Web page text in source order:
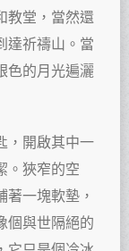
教堂，當然還
達祈禱山。當
色的月光遍灑
，開啟其中一
。狹窄的空
著一塊軟墊，
個與世隔絕的